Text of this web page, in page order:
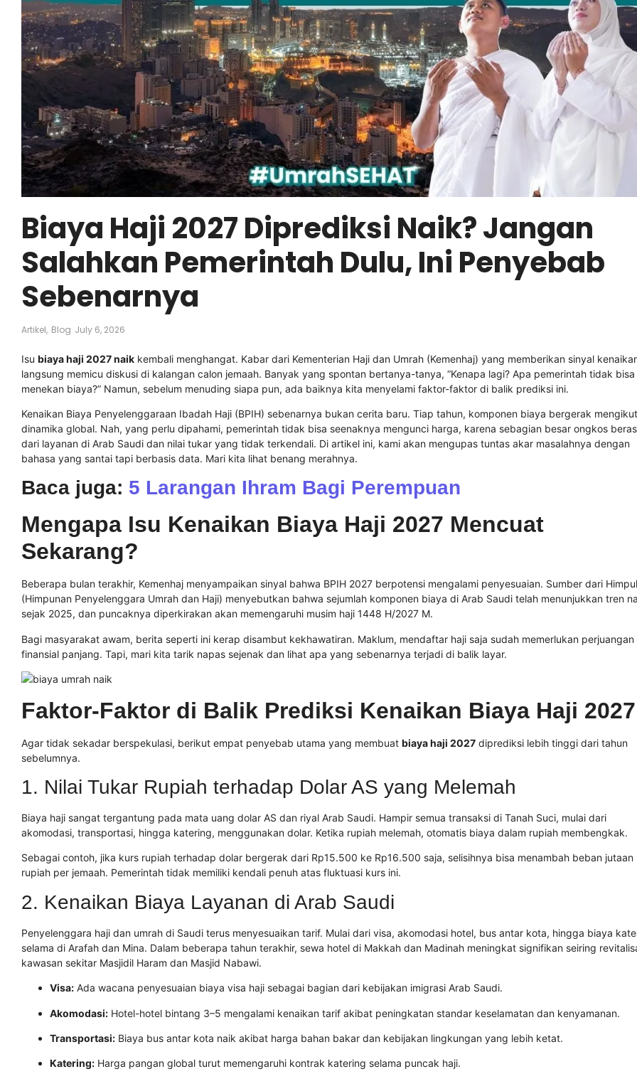
Biaya Haji 2027 Diprediksi Naik? Jangan
Salahkan Pemerintah Dulu, Ini Penyebab
Sebenarnya
Artikel, Blog July 6, 2026
Isu biaya haji 2027 naik kembali menghangat. Kabar dari Kementerian Haji dan Umrah (Kemenhaj) yang memberikan sinyal
langsung memicu diskusi di kalangan calon jemaah. Banyak yang spontan bertanya-tanya, “Kenapa lagi? Apa pemerintah tidak bisa
menekan biaya?” Namun, sebelum menuding siapa pun, ada baiknya kita menyelami faktor-faktor di balik prediksi ini.
Kenaikan Biaya Penyelenggaraan Ibadah Haji (BPIH) sebenarnya bukan cerita baru. Tiap tahun, komponen biaya bergerak
dinamika global. Nah, yang perlu dipahami, pemerintah tidak bisa seenaknya mengunci harga, karena sebagian besar ongkos
dari layanan di Arab Saudi dan nilai tukar yang tidak terkendali. Di artikel ini, kami akan mengupas tuntas akar masalahnya dengan
bahasa yang santai tapi berbasis data. Mari kita lihat benang merahnya.
Baca juga: 5 Larangan Ihram Bagi Perempuan
Mengapa Isu Kenaikan Biaya Haji 2027 Mencuat
Sekarang?
Beberapa bulan terakhir, Kemenhaj menyampaikan sinyal bahwa BPIH 2027 berpotensi mengalami penyesuaian. Sumber dari
(Himpunan Penyelenggara Umrah dan Haji) menyebutkan bahwa sejumlah komponen biaya di Arab Saudi telah menunjukkan tren
sejak 2025, dan puncaknya diperkirakan akan memengaruhi musim haji 1448 H/2027 M.
Bagi masyarakat awam, berita seperti ini kerap disambut kekhawatiran. Maklum, mendaftar haji saja sudah memerlukan perjuangan
finansial panjang. Tapi, mari kita tarik napas sejenak dan lihat apa yang sebenarnya terjadi di balik layar.
Faktor-Faktor di Balik Prediksi Kenaikan Biaya Haji 2027
Agar tidak sekadar berspekulasi, berikut empat penyebab utama yang membuat biaya haji 2027 diprediksi lebih tinggi dari tahun
sebelumnya.
1. Nilai Tukar Rupiah terhadap Dolar AS yang Melemah
Biaya haji sangat tergantung pada mata uang dolar AS dan riyal Arab Saudi. Hampir semua transaksi di Tanah Suci, mulai dari
akomodasi, transportasi, hingga katering, menggunakan dolar. Ketika rupiah melemah, otomatis biaya dalam rupiah membengkak.
Sebagai contoh, jika kurs rupiah terhadap dolar bergerak dari Rp15.500 ke Rp16.500 saja, selisihnya bisa menambah beban jutaan
rupiah per jemaah. Pemerintah tidak memiliki kendali penuh atas fluktuasi kurs ini.
2. Kenaikan Biaya Layanan di Arab Saudi
Penyelenggara haji dan umrah di Saudi terus menyesuaikan tarif. Mulai dari visa, akomodasi hotel, bus antar kota, hingga biaya
selama di Arafah dan Mina. Dalam beberapa tahun terakhir, sewa hotel di Makkah dan Madinah meningkat signifikan seiring
kawasan sekitar Masjidil Haram dan Masjid Nabawi.
Visa: Ada wacana penyesuaian biaya visa haji sebagai bagian dari kebijakan imigrasi Arab Saudi.
Akomodasi: Hotel-hotel bintang 3–5 mengalami kenaikan tarif akibat peningkatan standar keselamatan dan kenyamanan.
Transportasi: Biaya bus antar kota naik akibat harga bahan bakar dan kebijakan lingkungan yang lebih ketat.
Katering: Harga pangan global turut memengaruhi kontrak katering selama puncak haji.